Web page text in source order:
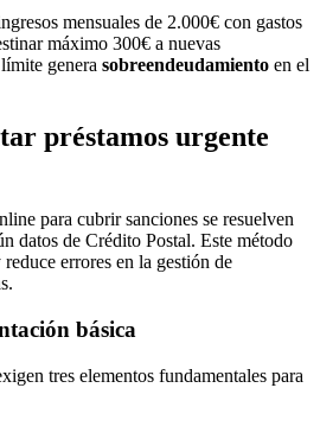
mensuales de 2.000€ con gastos
máximo 300€ a nuevas
genera sobreendeudamiento en el
préstamos urgente
para cubrir sanciones se resuelven
datos de Crédito Postal. Este método
errores en la gestión de
básica
tres elementos fundamentales para